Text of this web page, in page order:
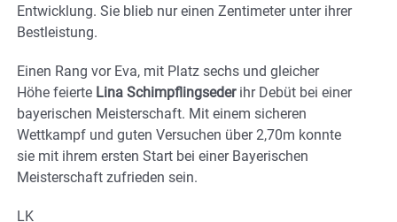
Entwicklung. Sie blieb nur einen Zentimeter unter ihrer
Bestleistung.
Einen Rang vor Eva, mit Platz sechs und gleicher
Höhe feierte Lina Schimpflingsederihr Debüt bei einer
bayerischen Meisterschaft. Mit einem sicheren
Wettkampf und guten Versuchen über 2,70m konnte
sie mit ihrem ersten Start bei einer Bayerischen
Meisterschaft zufrieden sein.
LK